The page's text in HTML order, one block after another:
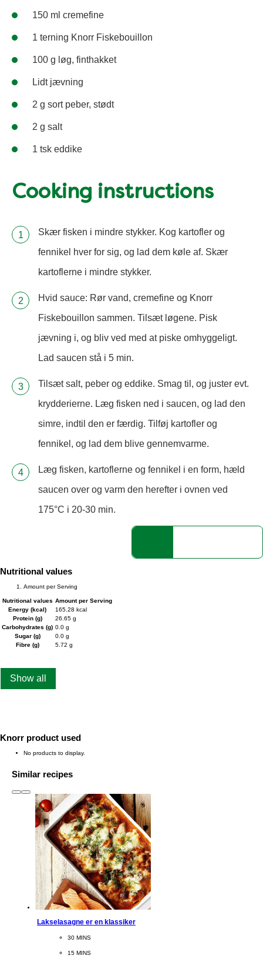
150 ml cremefine
1 terning Knorr Fiskebouillon
100 g løg, finthakket
Lidt jævning
2 g sort peber, stødt
2 g salt
1 tsk eddike
Cooking instructions
Skær fisken i mindre stykker. Kog kartofler og
fennikel hver for sig, og lad dem køle af. Skær
kartoflerne i mindre stykker.
Hvid sauce: Rør vand, cremefine og Knorr
Fiskebouillon sammen. Tilsæt løgene. Pisk
jævning i, og bliv ved med at piske omhyggeligt.
Lad saucen stå i 5 min.
Tilsæt salt, peber og eddike. Smag til, og juster evt.
krydderierne. Læg fisken ned i saucen, og lad den
simre, indtil den er færdig. Tilføj kartofler og
fennikel, og lad dem blive gennemvarme.
Læg fisken, kartoflerne og fennikel i en form, hæld
saucen over og varm den herefter i ovnen ved
175°C i 20-30 min.
Nutritional values
Amount per Serving
Nutritional values Amount per Serving
Energy (kcal)
165.28 kcal
Protein (g)
26.65 g
Carbohydrates (g) 0.0 g
Sugar (g)
0.0 g
Fibre (g)
5.72 g
Show all
Knorr product used
No products to display.
Similar recipes
1 to 3of 6
Lakselasagne er en klassiker
CookingTime
30 MINS
PreparationTime
15 MINS